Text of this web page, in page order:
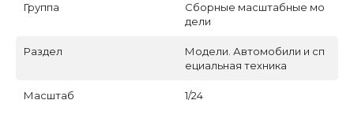
Группа
Сборные масштабные мо
дели
Раздел
Модели. Автомобили и сп
ециальная техника
Масштаб 1/24